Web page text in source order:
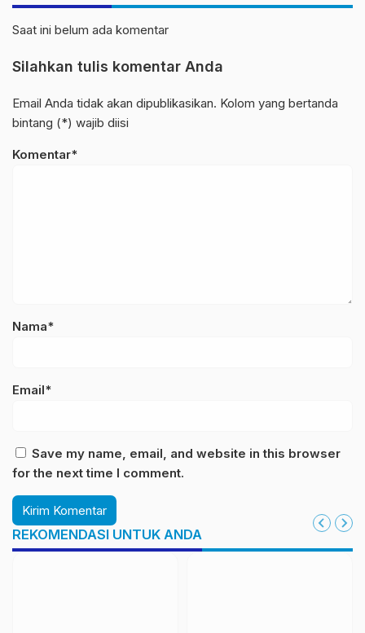
Saat ini belum ada komentar
Silahkan tulis komentar Anda
Email Anda tidak akan dipublikasikan. Kolom yang bertanda
bintang (*) wajib diisi
Komentar*
Nama*
Email*
Save my name, email, and website in this browser
for the next time I comment.
REKOMENDASI UNTUK ANDA